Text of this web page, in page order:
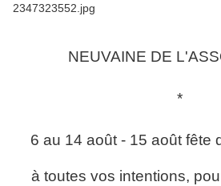
NEUVAINE DE
*
6 au 14 août - 15 août fête
à toutes vos intentions,